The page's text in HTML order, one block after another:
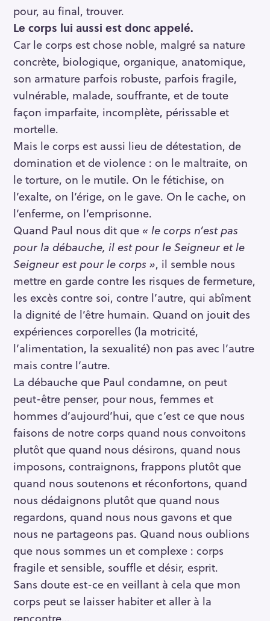
pour, au final, trouver.
Le corps lui aussi est donc appelé.
Car le corps est chose noble, malgré sa nature
concrète, biologique, organique, anatomique,
son armature parfois robuste, parfois fragile,
vulnérable, malade, souffrante, et de toute
façon imparfaite, incomplète, périssable et
mortelle.
Mais le corps est aussi lieu de détestation, de
domination et de violence : on le maltraite, on
le torture, on le mutile. On le fétichise, on
l’exalte, on l’érige, on le gave. On le cache, on
l’enferme, on l’emprisonne.
Quand Paul nous dit que « le corps n’est pas
pour la débauche, il est pour le Seigneur et le
Seigneur est pour le corps », il semble nous
mettre en garde contre les risques de fermeture,
les excès contre soi, contre l’autre, qui abîment
la dignité de l’être humain. Quand on jouit des
expériences corporelles (la motricité,
l’alimentation, la sexualité) non pas avec l’autre
mais contre l’autre.
La débauche que Paul condamne, on peut
peut-être penser, pour nous, femmes et
hommes d’aujourd’hui, que c’est ce que nous
faisons de notre corps quand nous convoitons
plutôt que quand nous désirons, quand nous
imposons, contraignons, frappons plutôt que
quand nous soutenons et réconfortons, quand
nous dédaignons plutôt que quand nous
regardons, quand nous nous gavons et que
nous ne partageons pas. Quand nous oublions
que nous sommes un et complexe : corps
fragile et sensible, souffle et désir, esprit.
Sans doute est-ce en veillant à cela que mon
corps peut se laisser habiter et aller à la